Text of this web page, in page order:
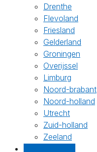
Drenthe
Flevoland
Friesland
Gelderland
Groningen
Overijssel
Limburg
Noord-brabant
Noord-holland
Utrecht
Zuid-holland
Zeeland